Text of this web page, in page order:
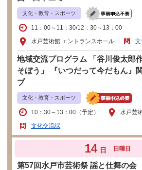
文化・教育・スポーツ
11：00～11：30/12：30～13：00
水戸芸術館 エントランスホール
文
地域交流プログラム 「谷川俊太郎
そぼう」 『いつだって今だもん』
プ
文化・教育・スポーツ
10：30～13：00（予定）
水戸芸
文化交流課
14 日 日曜日
第57回水戸市芸術祭 謡と仕舞の会